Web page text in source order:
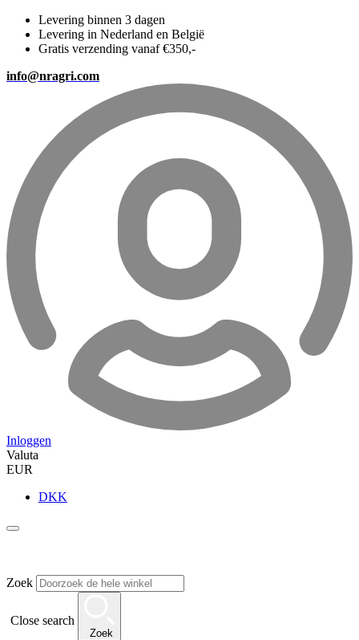
Levering binnen 3 dagen
Levering in Nederland en België
Gratis verzending vanaf €350,-
info@nragri.com
Inloggen
Valuta
EUR
DKK
Zoek
Close search
Zoek